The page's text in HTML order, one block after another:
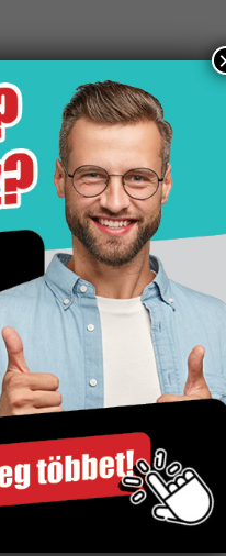
18,5 kg
doboz
Kő hatás
1.44 m2
200×600 mm
Falburkolat
8 mm
Nem